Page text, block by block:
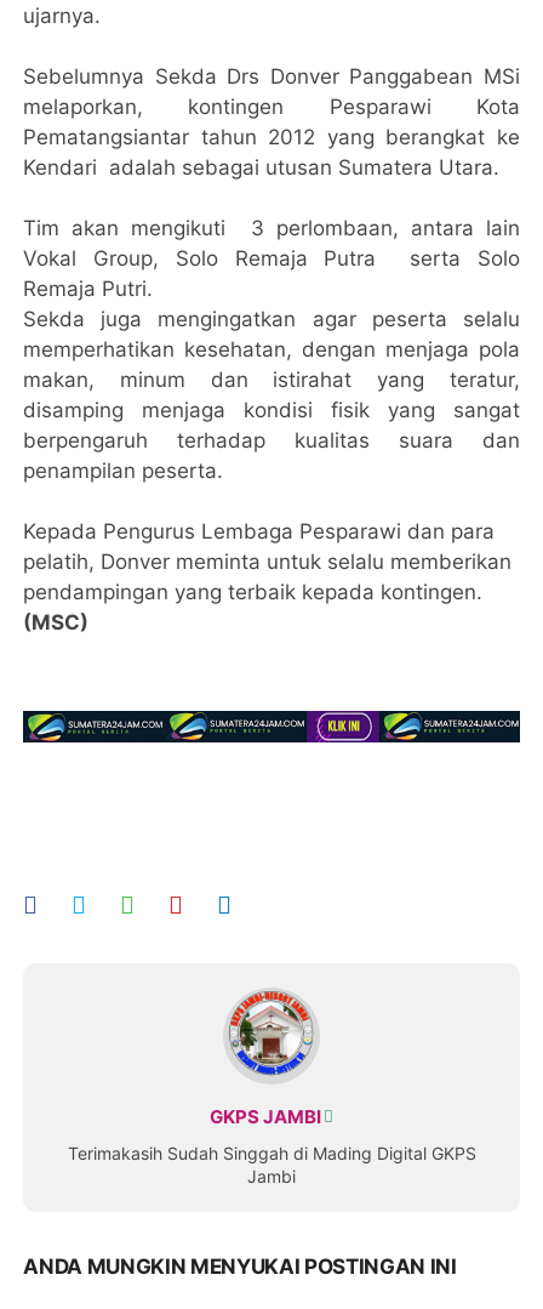
ujarnya.
Sebelumnya Sekda Drs Donver Panggabean MSi
melaporkan, kontingen Pesparawi Kota
Pematangsiantar tahun 2012 yang berangkat ke
Kendari adalah sebagai utusan Sumatera Utara.
Tim akan mengikuti 3 perlombaan, antara lain
Vokal Group, Solo Remaja Putra serta Solo
Remaja Putri.
Sekda juga mengingatkan agar peserta selalu
memperhatikan kesehatan, dengan menjaga pola
makan, minum dan istirahat yang teratur,
disamping menjaga kondisi fisik yang sangat
berpengaruh terhadap kualitas suara dan
penampilan peserta.
Kepada Pengurus Lembaga Pesparawi dan para
pelatih, Donver meminta untuk selalu memberikan
pendampingan yang terbaik kepada kontingen.
(MSC)
GKPS JAMBI
Terimakasih Sudah Singgah di Mading Digital GKPS
Jambi
ANDA MUNGKIN MENYUKAI POSTINGAN INI